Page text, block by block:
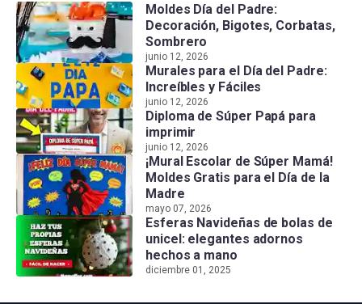
Moldes Día del Padre:
Decoración, Bigotes, Corbatas,
Sombrero
junio 12, 2026
Murales para el Día del Padre:
Increíbles y Fáciles
junio 12, 2026
Diploma de Súper Papá para
imprimir
junio 12, 2026
¡Mural Escolar de Súper Mamá!
Moldes Gratis para el Día de la
Madre
mayo 07, 2026
Esferas Navideñas de bolas de
unicel: elegantes adornos
hechos a mano
diciembre 01, 2025